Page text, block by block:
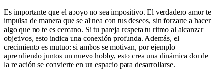
Es importante que el apoyo no sea impositivo. El verdadero amor te
impulsa de manera que se alinea con tus deseos, sin forzarte a hacer
algo que no te es cercano. Si tu pareja respeta tu ritmo al alcanzar
objetivos, esto indica una conexión profunda. Además, el
crecimiento es mutuo: si ambos se motivan, por ejemplo
aprendiendo juntos un nuevo hobby, esto crea una dinámica donde
la relación se convierte en un espacio para desarrollarse.